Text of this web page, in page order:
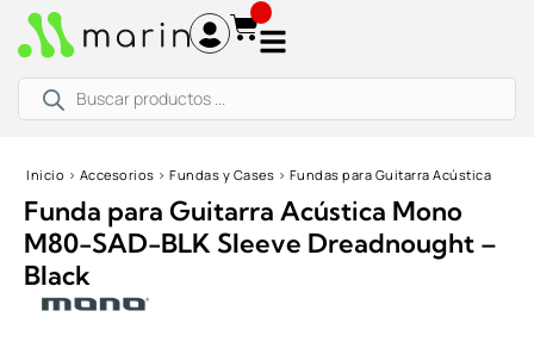
productos
Inicio › Accesorios › Fundas y Cases › Fundas para Guitarra Acústica
Funda para Guitarra Acústica Mono
M80-SAD-BLK Sleeve Dreadnought –
Black